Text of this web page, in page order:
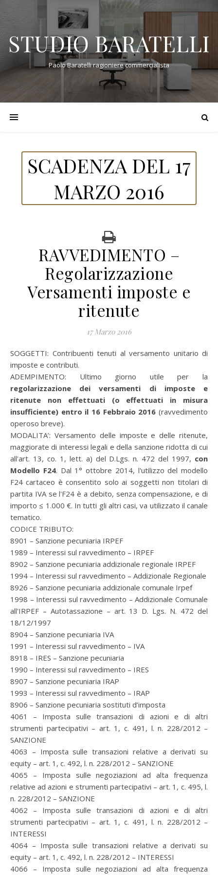
STUDIO BARATELLI
Paolo Baratelli ragioniere commercialista
SCADENZA DEL 17
MARZO 2016
RAVVEDIMENTO –
Regolarizzazione
Versamenti imposte e
ritenute
17 Marzo 2016
SOGGETTI: Contribuenti tenuti al versamento unitario di
imposte e contributi.
ADEMPIMENTO: Ultimo giorno utile per la
regolarizzazione dei versamenti di imposte e
ritenute non effettuati (o effettuati in misura
insufficiente) entro il 16 Febbraio 2016 (ravvedimento
operoso breve).
MODALITA’: Versamento delle imposte e delle ritenute,
maggiorate di interessi legali e della sanzione ridotta di cui
all'art. 13, co. 1, lett. a) del D.Lgs. n. 472 del 1997, con
Modello F24. Dal 1° ottobre 2014, l'utilizzo del modello
F24 cartaceo è consentito solo ai soggetti non titolari di
partita IVA se l'F24 è a debito, senza compensazione, e di
importo ≤ 1.000 €. In tutti gli altri casi, va utilizzato il canale
tematico.
CODICE TRIBUTO:
8901 – Sanzione pecuniaria IRPEF
1989 – Interessi sul ravvedimento – IRPEF
8902 – Sanzione pecuniaria addizionale regionale IRPEF
1994 – Interessi sul ravvedimento – Addizionale Regionale
8926 – Sanzione pecuniaria addizionale comunale Irpef
1998 – Interessi sul ravvedimento – Addizionale Comunale
all'IRPEF – Autotassazione – art. 13 D. Lgs. N. 472 del
18/12/1997
8904 – Sanzione pecuniaria IVA
1991 – Interessi sul ravvedimento – IVA
8918 – IRES – Sanzione pecuniaria
1990 – Interessi sul ravvedimento – IRES
8907 – Sanzione pecuniaria IRAP
1993 – Interessi sul ravvedimento – IRAP
8906 – Sanzione pecuniaria sostituti d’imposta
4061 – Imposta sulle transazioni di azioni e di altri
strumenti partecipativi – art. 1, c. 491, l. n. 228/2012 –
SANZIONE
4063 – Imposta sulle transazioni relative a derivati su
equity – art. 1, c. 492, l. n. 228/2012 – SANZIONE
4065 – Imposta sulle negoziazioni ad alta frequenza
relative ad azioni e strumenti partecipativi – art. 1, c. 495, l.
n. 228/2012 – SANZIONE
4062 – Imposta sulle transazioni di azioni e di altri
strumenti partecipativi – art. 1, c. 491, l. n. 228/2012 –
INTERESSI
4064 – Imposta sulle transazioni relative a derivati su
equity – art. 1, c. 492, l. n. 228/2012 – INTERESSI
4066 – Imposta sulle negoziazioni ad alta frequenza